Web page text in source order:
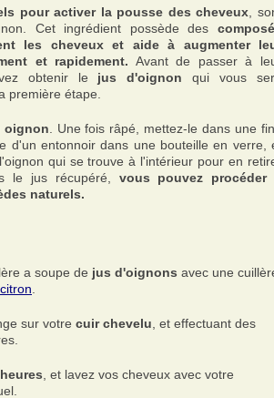
pour activer la pousse des cheveux ,
Cet ingrédient possède des
les cheveux et aide à augmenter
et rapidement. Avant de passer à
obtenir le jus d'oignon qui vous
première étape.
oignon . Une fois râpé, mettez-le dans une
d'un entonnoir dans une bouteille en verre,
qui se trouve à l'intérieur pour en
le jus récupéré, vous pouvez procéder
naturels.
a soupe de jus d'oignons avec une
citron
sur votre cuir chevelu , et effectuant des
, et lavez vos cheveux avec votre